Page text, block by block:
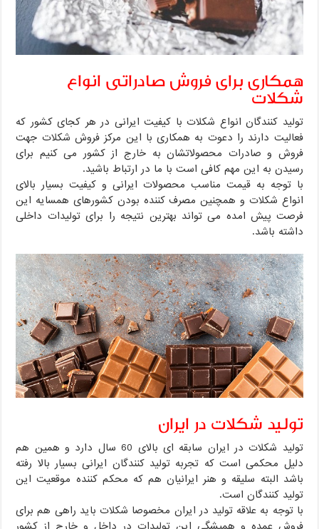
همکاری برای فروش صادراتی انواع
شکلات
تولید کنندگان انواع شکلات با کیفیت ایرانی در هر کجای کشور که
فعالیت دارند را دعوت به همکاری با این مرکز فروش شکلات جهت
فروش و صادرات محصولاتشان به خارج از کشور می کنیم برای
رسیدن به این مهم کافی است با ما در ارتباط باشید.
با توجه به قیمت مناسب محصولات ایرانی و کیفیت بسیار بالای
انواع شکلات و همچنین مصرف کننده بودن کشورهای همسایه این
فرصت پیش امده می تواند بهترین نتیجه را برای تولیدات داخلی
داشته باشد.
تولید شکلات در ایران
تولید شکلات در ایران سابقه ای بالای 60 سال دارد و همین هم
دلیل محکمی است که تجربه تولید کنندگان ایرانی بسیار بالا رفته
باشد البته سلیقه و هنر ایرانیان هم که محکم کننده موقعیت این
تولید کنندگان است.
با توجه به علاقه تولید در ایران مخصوصا شکلات باید راهی هم برای
فروش عمده و همیشگی این تولیدات در داخل و خارج از کشور